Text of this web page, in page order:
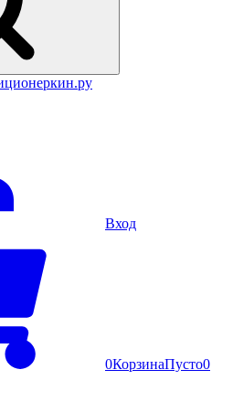
Вход
0КорзинаПусто0